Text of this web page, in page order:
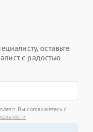
оставьте
с радостью
Вы соглашаетесь с